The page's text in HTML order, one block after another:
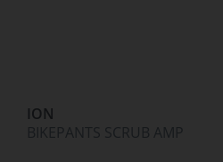
ION
BIKEPANTS SCRUB AMP